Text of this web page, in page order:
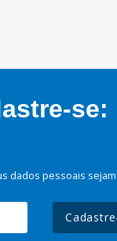
se:
dados pessoais